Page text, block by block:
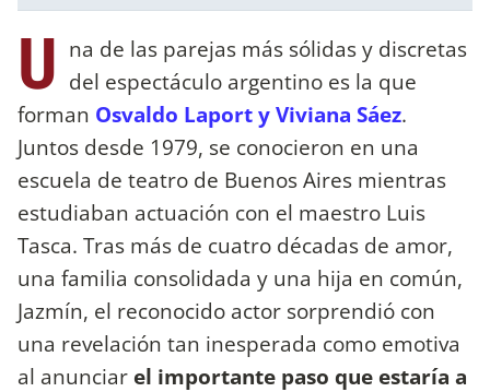
U na de las parejas más sólidas y discretas
del espectáculo argentino es la que
forman Osvaldo Laport y Viviana Sáez.
Juntos desde 1979, se conocieron en una
escuela de teatro de Buenos Aires mientras
estudiaban actuación con el maestro Luis
Tasca. Tras más de cuatro décadas de amor,
una familia consolidada y una hija en común,
Jazmín, el reconocido actor sorprendió con
una revelación tan inesperada como emotiva
al anunciar el importante paso que estaría a